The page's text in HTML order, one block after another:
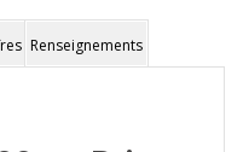
Renseignements